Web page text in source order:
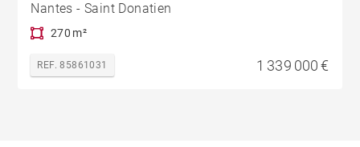
Nantes - Saint Donatien
270 m²
REF. 85861031 1 339 000 €